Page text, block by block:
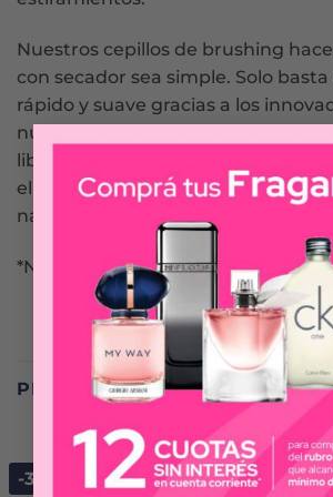
Nuestros cepillos de brushing
con secador sea simple. Solo
rápido y suave gracias a los
nuestros cepillos que crean una
libre sin generar tirones. Son
el frizz y dejan el cabello con un
naturalmente suave y sedoso.
*No apto para desenredar.
PRODUCTOS RELACIONADOS
-30%